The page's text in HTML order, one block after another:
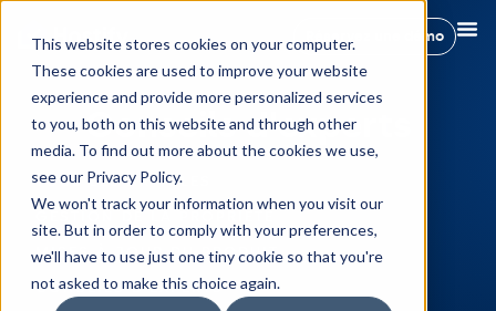
This website stores cookies on your computer.
These cookies are used to improve your website
experience and provide more personalized services
to you, both on this website and through other
media. To find out more about the cookies we use,
see our Privacy Policy.
We won't track your information when you visit our
site. But in order to comply with your preferences,
we'll have to use just one tiny cookie so that you're
not asked to make this choice again.
Réservez une démo
Conseils d'experts
TOUS LES ARTICLES
GESTION DE LA PROPRIÉTÉ
MISES À JOUR DU PRODUIT
CONSEILS D'EXPERTS